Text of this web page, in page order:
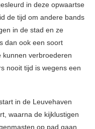
in deze opwaartse
de tijd om andere bands
in de stad en ze
dan ook een soort
kunnen verbroederen
nooit tijd is wegens een
in de Leuvehaven
waarna de kijklustigen
op pad gaan